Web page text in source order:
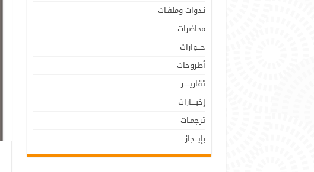
نـدوات وملفـات
محاضرات
حـــوارات
أطروحات
تقاريـــــر
إخبــــارات
ترجمـات
بإيـــجاز